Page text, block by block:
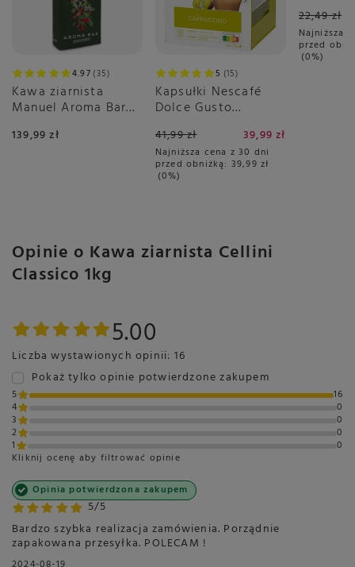
Przechowywanie
Przechowywać w suchym i chłodnym miejscu. Po
Opakowanie
Jednostka (specyficzna):
Jednostka (specyficzna) - Gramów
Pochodzenie:
Wyprodukowano w Włochy z ziaren kawy.
Dodatkowe informacje
Język produktu:
Język danych - polski
Główny język opisu - włoski
Języki na opakowaniu:
polski
Marka
CELLINI
Skład
70% Arabika, 30% Robusta
4.97 35
Kawa ziarnista
Manuel Aroma Bar
139,99 zł
5 15
Kapsułki Nescafé
Dolce Gusto
41,99 zł 39,99 zł
Najniższa cena z 30 dni
przed obniżką: 39,99 zł
0%
22,49 zł
Najniższa
przed
0%
Opinie o Kawa ziarnista Cellini
Classico 1kg
5.00
Liczba wystawionych opinii: 16
Pokaż tylko opinie potwierdzone zakupem
5
16
4
0
3
0
2
0
1
0
Kliknij ocenę aby filtrować opinie
5/5
Opinia potwierdzona zakupem
Bardzo szybka realizacja zamówienia. Porządnie
zapakowana przesyłka. POLECAM !